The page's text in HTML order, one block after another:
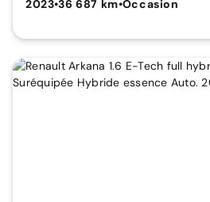
2023•36 687 km•Occasion